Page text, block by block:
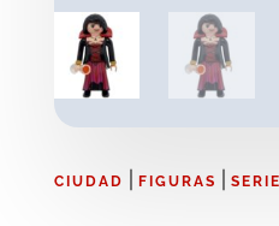
CIUDAD FIGURAS